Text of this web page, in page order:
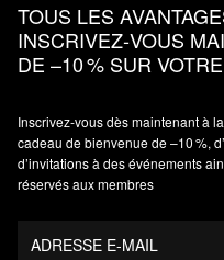
TOUS LES
INSCRIVEZ‑VOUS
DE –10 % SUR
Inscrivez‑vous dès maintenant à
cadeau de bienvenue de –10 %,
d’invitations à des événements
réservés aux membres
ADRESSE E-MAIL